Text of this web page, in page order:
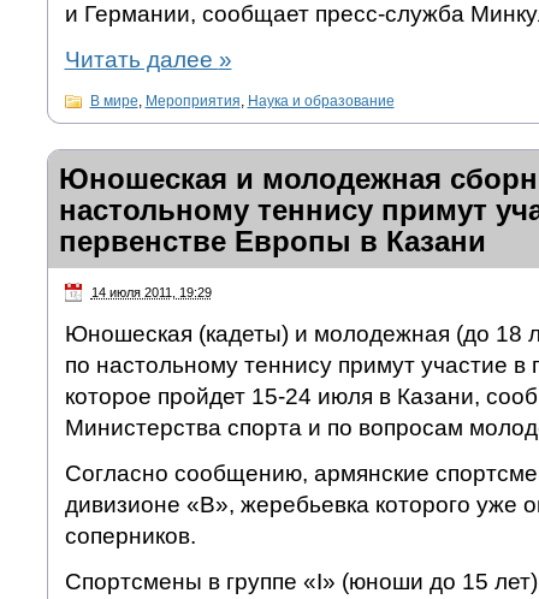
и Германии, сообщает пресс-служба
Читать далее »
В мире, Мероприятия, Наука и образование
Юношеская и молодежная
настольному теннису примут
первенстве Европы в Казани
14 июля 2011, 19:29
Юношеская (кадеты) и молодежная (до 18
по настольному теннису примут участие в
которое пройдет 15-24 июля в Казани,
Министерства спорта и по вопросам
Согласно сообщению, армянские
дивизионе «B», жеребьевка которого уже
соперников.
Спортсмены в группе «I» (юноши до 15